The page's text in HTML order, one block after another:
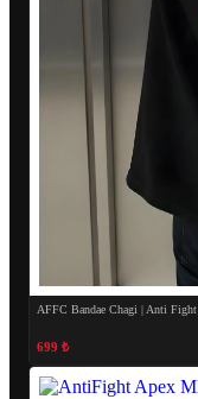
AFFC Bandae Chagi | Anti Fight
699 ₺